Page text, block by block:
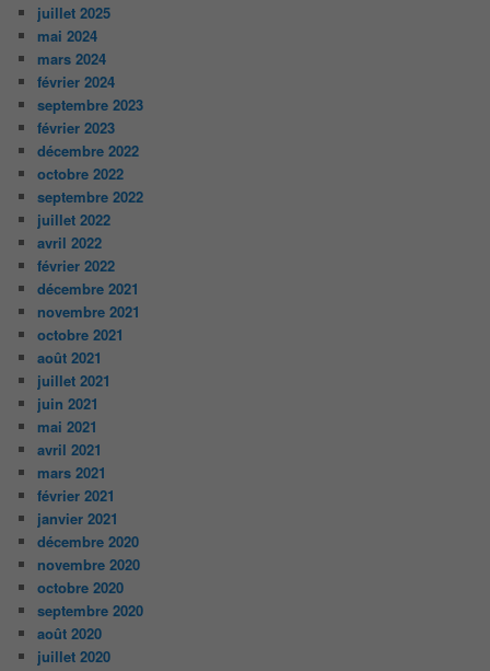
juillet 2025
mai 2024
mars 2024
février 2024
septembre 2023
février 2023
décembre 2022
octobre 2022
septembre 2022
juillet 2022
avril 2022
février 2022
décembre 2021
novembre 2021
octobre 2021
août 2021
juillet 2021
juin 2021
mai 2021
avril 2021
mars 2021
février 2021
janvier 2021
décembre 2020
novembre 2020
octobre 2020
septembre 2020
août 2020
juillet 2020